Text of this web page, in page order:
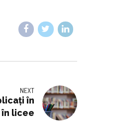
NEXT
în
licee